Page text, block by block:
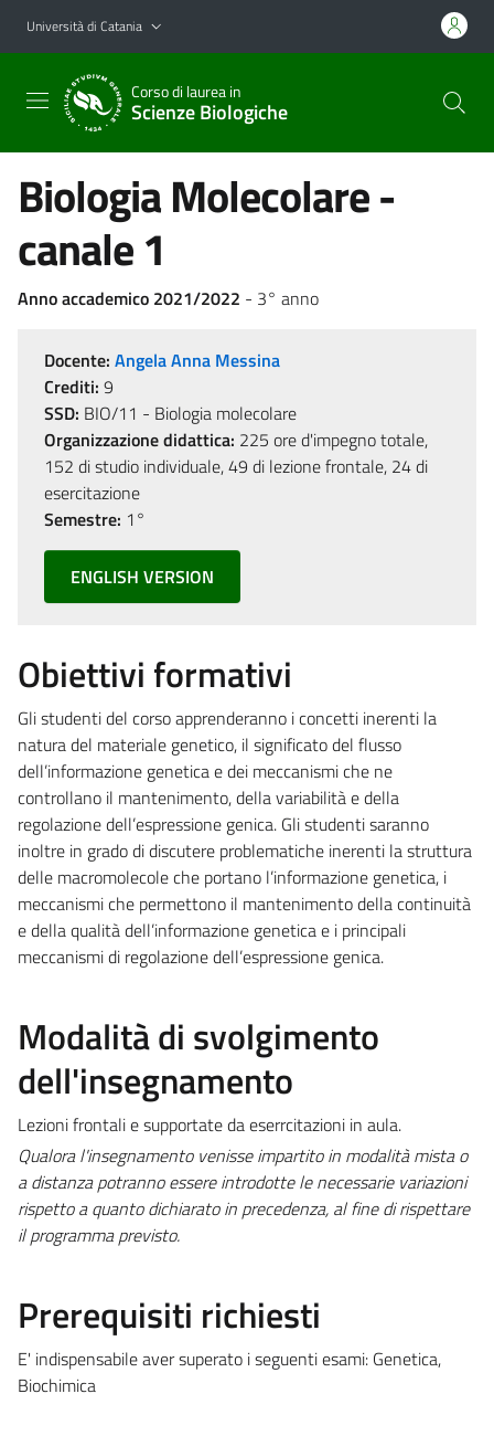
Vai al contenuto principale
Vai al menu di navigazione
Università di Catania
Corso di laurea in
Scienze Biologiche
Biologia Molecolare -
canale 1
Anno accademico 2021/2022 - 3° anno
Docente: Angela Anna Messina
Crediti: 9
SSD: BIO/11 - Biologia molecolare
Organizzazione didattica: 225 ore d'impegno totale,
152 di studio individuale, 49 di lezione frontale, 24 di
esercitazione
Semestre: 1°
ENGLISH VERSION
Obiettivi formativi
Gli studenti del corso apprenderanno i concetti inerenti la
natura del materiale genetico, il significato del flusso
dell’informazione genetica e dei meccanismi che ne
controllano il mantenimento, della variabilità e della
regolazione dell’espressione genica. Gli studenti saranno
inoltre in grado di discutere problematiche inerenti la struttura
delle macromolecole che portano l’informazione genetica, i
meccanismi che permettono il mantenimento della continuità
e della qualità dell’informazione genetica e i principali
meccanismi di regolazione dell’espressione genica.
Modalità di svolgimento
dell'insegnamento
Lezioni frontali e supportate da eserrcitazioni in aula.
Qualora l'insegnamento venisse impartito in modalità mista o
a distanza potranno essere introdotte le necessarie variazioni
rispetto a quanto dichiarato in precedenza, al fine di rispettare
il programma previsto.
Prerequisiti richiesti
E' indispensabile aver superato i seguenti esami: Genetica,
Biochimica